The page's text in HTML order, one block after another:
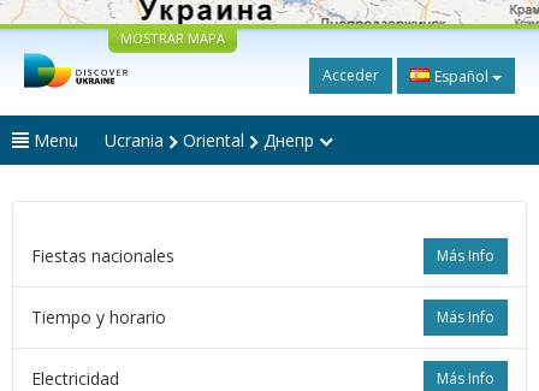
MOSTRAR MAPA
Acceder Español
Menu Ucrania Oriental Днепр
Más Info
Fiestas nacionales
Más Info
Tiempo y horario
Más Info
Electricidad